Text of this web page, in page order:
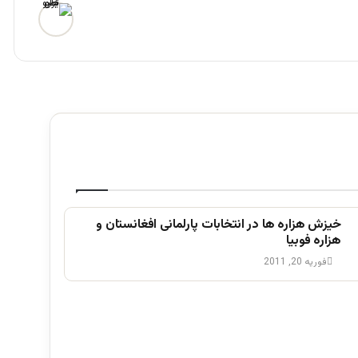
خیزش ھزاره ھا در انتخابات پارلمانی افغانستان و
ھزاره فوبیا
فوریه 20, 2011